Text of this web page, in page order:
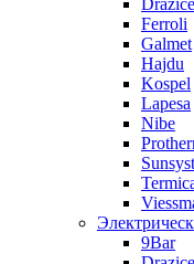
Drazice
Ferroli
Galmet
Hajdu
Kospel
Lapesa
Nibe
9Bar